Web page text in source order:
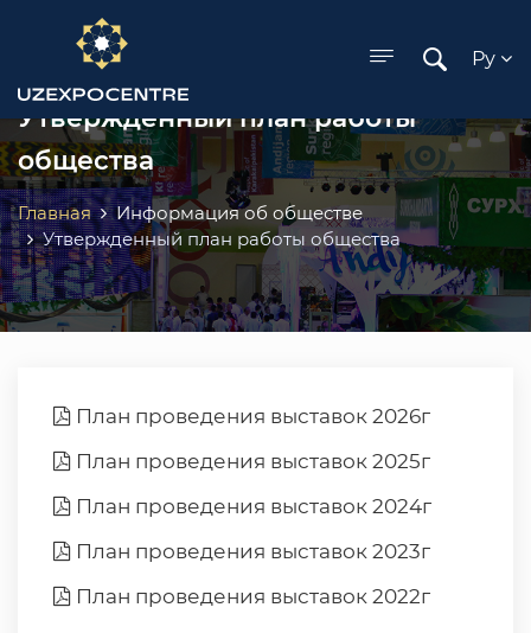
menu
Ру
Утвержденный план работы
общества
Главная
Информация об обществе
Утвержденный план работы общества
План проведения выставок 2026г
План проведения выставок 2025г
План проведения выставок 2024г
План проведения выставок 2023г
План проведения выставок 2022г